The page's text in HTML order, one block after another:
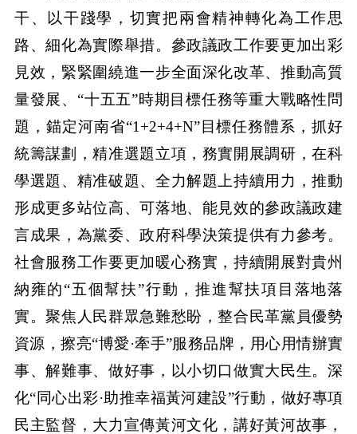
干、以干踐學，切實把兩會精神轉化為工作思
路、細化為實際舉措。參政議政工作要更加出彩
見效，緊緊圍繞進一步全面深化改革、推動高質
量發展、“十五五”時期目標任務等重大戰略性問
題，錨定河南省“1+2+4+N”目標任務體系，抓好
統籌謀劃，精准選題立項，務實開展調研，在科
學選題、精准破題、全力解題上持續用力，推動
形成更多站位高、可落地、能見效的參政議政建
言成果，為黨委、政府科學決策提供有力參考。
社會服務工作要更加暖心務實，持續開展對貴州
納雍的“五個幫扶”行動，推進幫扶項目落地落
實。聚焦人民群眾急難愁盼，整合民革黨員優勢
資源，擦亮“博愛·牽手”服務品牌，用心用情辦實
事、解難事、做好事，以小切口做實大民生。深
化“同心出彩·助推幸福黃河建設”行動，做好專項
民主監督，大力宣傳黃河文化，講好黃河故事，